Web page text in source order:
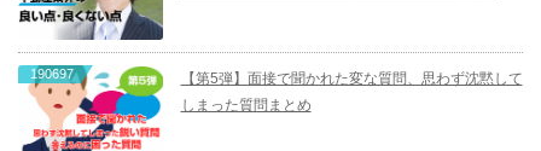
190697
【第5弾】面接で聞かれた変な質問、思わず沈黙して
しまった質問まとめ